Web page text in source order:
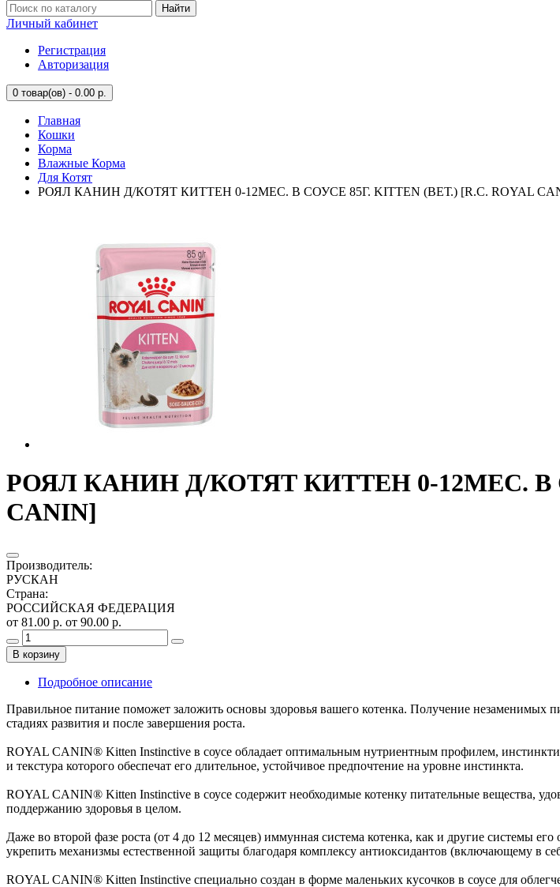
Найти
Личный кабинет
Регистрация
Авторизация
0 товар(ов) - 0.00 р.
Главная
Кошки
Корма
Влажные Корма
Для Котят
РОЯЛ КАНИН Д/КОТЯТ КИТТЕН 0-12МЕС. В СОУСЕ 85Г. KITTEN (ВЕТ.) [R.C. ROYAL
РОЯЛ КАНИН Д/КОТЯТ КИТТЕН 0-12МЕС. В
CANIN]
Производитель:
РУСКАН
Страна:
РОССИЙСКАЯ ФЕДЕРАЦИЯ
от 81.00 р. от 90.00 р.
В корзину
Подробное описание
Правильное питание поможет заложить основы здоровья вашего котенка. Получение
стадиях развития и после завершения роста.
ROYAL CANIN® Kitten Instinctive в соусе обладает оптимальным нутриентным профилем,
и текстура которого обеспечат его длительное, устойчивое предпочтение на уровне инстинкта.
ROYAL CANIN® Kitten Instinctive в соусе содержит необходимые котенку питательные вещества,
поддержанию здоровья в целом.
Даже во второй фазе роста (от 4 до 12 месяцев) иммунная система котенка, как и другие системы
укрепить механизмы естественной защиты благодаря комплексу антиоксидантов (включающему в
ROYAL CANIN® Kitten Instinctive специально создан в форме маленьких кусочков в соусе для